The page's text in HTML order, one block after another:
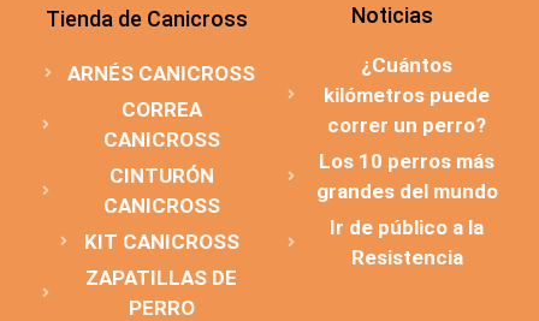
Tienda de Canicross
ARNÉS CANICROSS
CORREA
CANICROSS
CINTURÓN
CANICROSS
KIT CANICROSS
ZAPATILLAS DE
PERRO
Noticias
¿Cuántos
kilómetros puede
correr un perro?
Los 10 perros más
grandes del mundo
Ir de público a la
Resistencia